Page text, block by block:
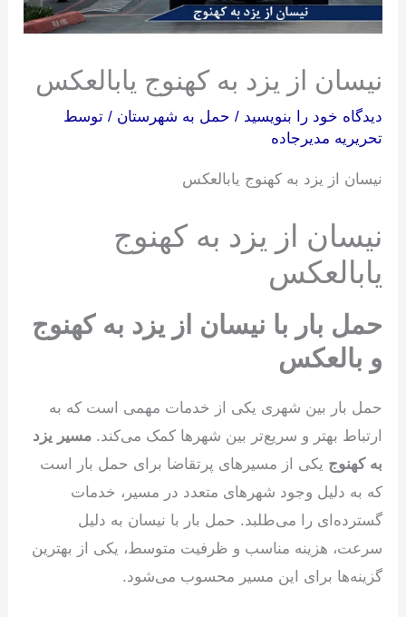
نیسان از یزد به کهنوج یابالعکس
دیدگاه‌ خود را بنویسید / حمل به شهرستان / توسط
تحریریه مدیرجاده
نیسان از یزد به کهنوج یابالعکس
نیسان از یزد به کهنوج
یابالعکس
حمل بار با نیسان از یزد به کهنوج
و بالعکس
حمل بار بین شهری یکی از خدمات مهمی است که به
ارتباط بهتر و سریع‌تر بین شهرها کمک می‌کند.مسیر یزد
به کهنوج یکی از مسیرهای پرتقاضا برای حمل بار است
که به دلیل وجود شهرهای متعدد در مسیر، خدمات
گسترده‌ای را می‌طلبد. حمل بار با نیسان به دلیل
سرعت، هزینه مناسب و ظرفیت متوسط، یکی از بهترین
گزینه‌ها برای این مسیر محسوب می‌شود.